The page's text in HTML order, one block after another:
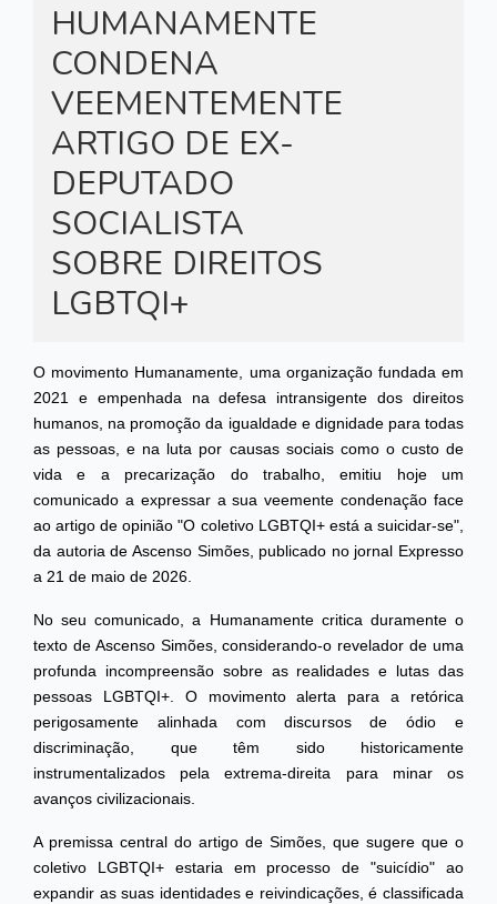
HUMANAMENTE
CONDENA
VEEMENTEMENTE
ARTIGO DE EX-
DEPUTADO
SOCIALISTA
SOBRE DIREITOS
LGBTQI+
O movimento Humanamente, uma organização fundada em
2021 e empenhada na defesa intransigente dos direitos
humanos, na promoção da igualdade e dignidade para todas
as pessoas, e na luta por causas sociais como o custo de
vida e a precarização do trabalho, emitiu hoje um
comunicado a expressar a sua veemente condenação face
ao artigo de opinião "O coletivo LGBTQI+ está a suicidar-se",
da autoria de Ascenso Simões, publicado no jornal Expresso
a 21 de maio de 2026.
No seu comunicado, a Humanamente critica duramente o
texto de Ascenso Simões, considerando-o revelador de uma
profunda incompreensão sobre as realidades e lutas das
pessoas LGBTQI+. O movimento alerta para a retórica
perigosamente alinhada com discursos de ódio e
discriminação, que têm sido historicamente
instrumentalizados pela extrema-direita para minar os
avanços civilizacionais.
A premissa central do artigo de Simões, que sugere que o
coletivo LGBTQI+ estaria em processo de "suicídio" ao
expandir as suas identidades e reivindicações, é classificada